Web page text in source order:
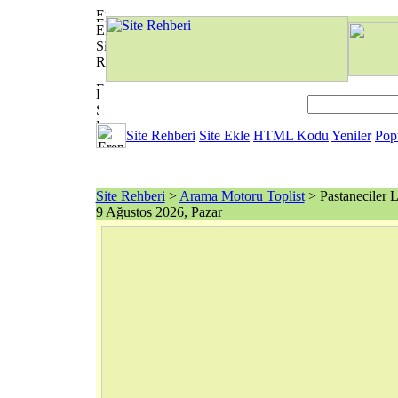
Site Rehberi Site Ekle HTML Kodu Yeniler
Site Rehberi > Arama Motoru Toplist> Pastaneciler
9 Ağustos 2026, Pazar